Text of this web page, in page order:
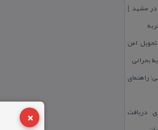
×
در مشهد |
امن
بحرانی
راهنمای
دریافت